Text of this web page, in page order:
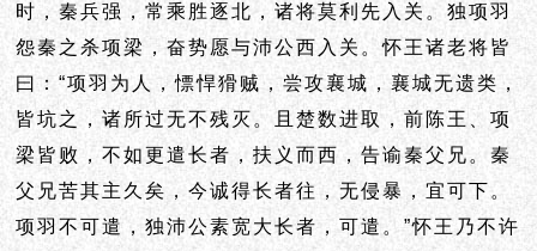
时，秦兵强，常乘胜逐北，诸将莫利先入关。独项羽
怨秦之杀项梁，奋势愿与沛公西入关。怀王诸老将皆
曰：“项羽为人，慓悍猾贼，尝攻襄城，襄城无遗类，
皆坑之，诸所过无不残灭。且楚数进取，前陈王、项
梁皆败，不如更遣长者，扶义而西，告谕秦父兄。秦
父兄苦其主久矣，今诚得长者往，无侵暴，宜可下。
项羽不可遣，独沛公素宽大长者，可遣。”怀王乃不许